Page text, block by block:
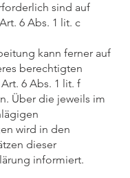
sind auf
6 Abs. 1 lit. c
kann ferner auf
berechtigten
6 Abs. 1 lit. f
Über die jeweils im
wird in den
dieser
informiert.